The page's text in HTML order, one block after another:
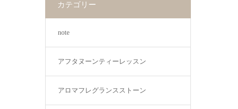
カテゴリー
note
アフタヌーンティーレッスン
アロマフレグランスストーン